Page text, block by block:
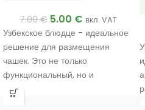
7.00€ 5.00 € вкл. VAT
Узбекское блюдце - идеальное
решение для размещения
чашек. Это не только
функциональный, но и
декоративный предмет, который